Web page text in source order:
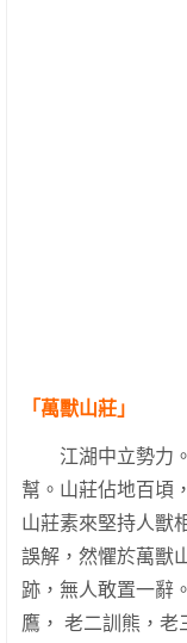
「萬獸山莊」
江湖中立勢力。
幫。山莊佔地百頃
山莊素來堅持人獸
誤解，然懼於萬獸
跡，無人敢置一辭
鷹， 老二訓熊，老